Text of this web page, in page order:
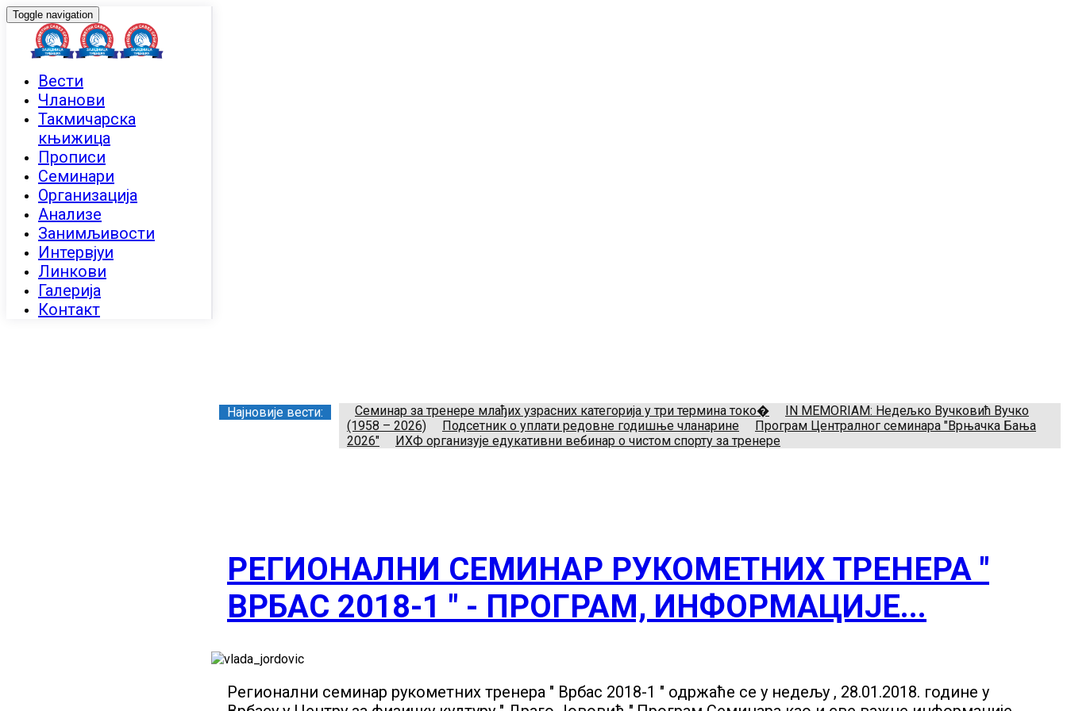
Toggle navigation
Вести
Чланови
Такмичарска
књижица
Прописи
Семинари
Организација
Анализе
Занимљивости
Интервјуи
Линкови
Галерија
Контакт
Најновије вести: Семинар за тренере млађих узрасних категорија у три термина токо�
IN MEMORIAM: Недељко Вучковић Вучко
(1958 – 2026)
Подсетник о уплати редовне годишње чланарине
Програм Централног семинара "Врњачка Бања
2026"
ИХФ организује едукативни вебинар о чистом спорту за тренере
РЕГИОНАЛНИ СЕМИНАР РУКОМЕТНИХ ТРЕНЕРА "
ВРБАС 2018-1 " - ПРОГРАМ, ИНФОРМАЦИЈЕ...
Регионални семинар рукометних тренера " Врбас 2018-1 " одржаће се у недељу , 28.01.2018. године у